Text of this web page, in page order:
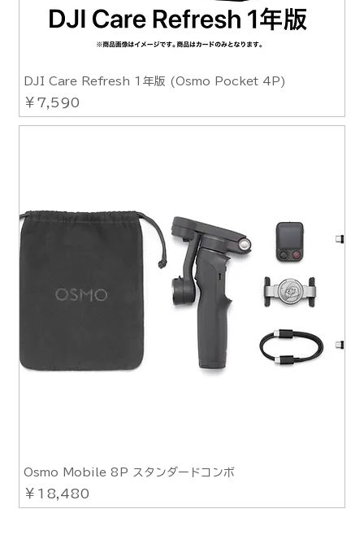
DJI Care Refresh 1年版 (Osmo Pocket 4P)
価格
￥7,590
Osmo Mobile 8P スタンダードコンボ
価格
￥18,480